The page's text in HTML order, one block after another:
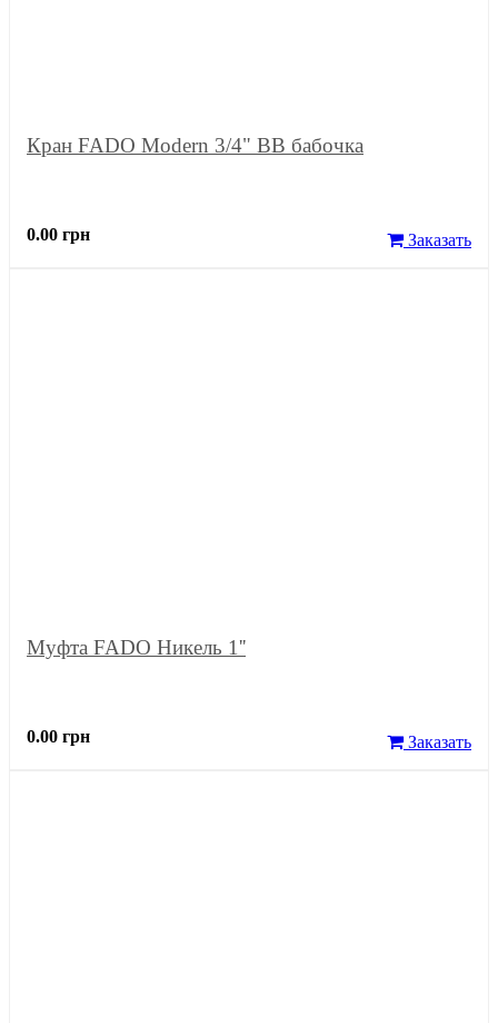
Кран FADO Modern 3/4" ВВ бабочка
0.00 грн Заказать
Муфта FADO Никель 1''
0.00 грн Заказать